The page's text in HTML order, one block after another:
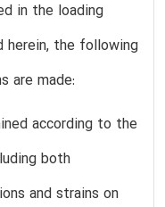
in the loading
the following
are made:
according to the
both
and strains on